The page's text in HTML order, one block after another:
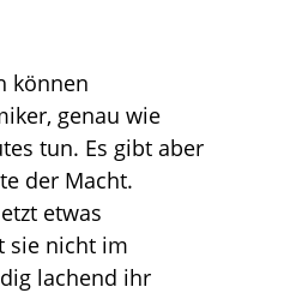
können
genau wie
tun. Es gibt aber
der Macht.
etwas
sie nicht im
lachend ihr